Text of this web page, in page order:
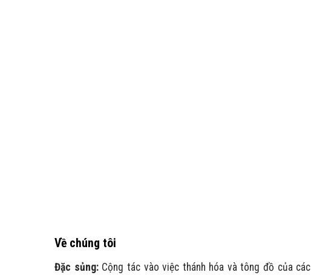
Về chúng tôi
Đặc sủng:Cộng tác vào việc thánh hóa và tông đồ của các